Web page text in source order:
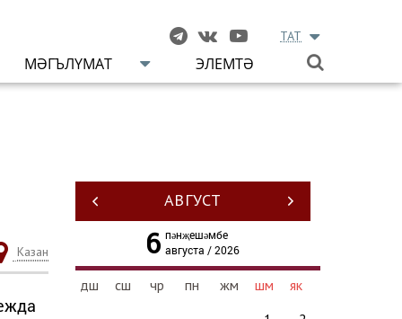
TAT
МӘГЪЛҮМАТ ЭЛЕМТӘ
Казан 6 пәнҗешәмбе
августа / 2026
АВГУСТ
дш сш чр пн жм шм
як